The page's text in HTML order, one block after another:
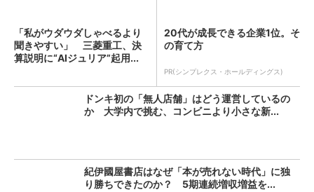
「私がウダウダしゃべるより
聞きやすい」 三菱重工、決
算説明に“AIジュリア”起用...
20代が成長できる企業1位。そ
の育て方
PR(シンプレクス・ホールディングス)
ドンキ初の「無人店舗」はどう運営しているの
か 大学内で挑む、コンビニより小さな新...
紀伊國屋書店はなぜ「本が売れない時代」に独
り勝ちできたのか？ 5期連続増収増益を...